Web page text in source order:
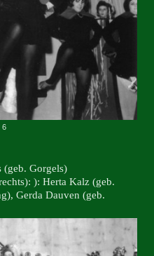
6
(geb. Gorgels)
): Herta Kalz (geb.
Gerda Dauven (geb.